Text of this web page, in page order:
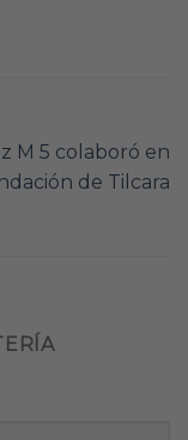
M 5 colaboró en
de Tilcara